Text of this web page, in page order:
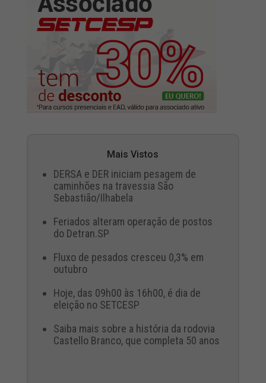
Mais Vistos
DERSA e DER iniciam pesagem de
caminhões na travessia São
Sebastião/Ilhabela
Feriados alteram operação de postos
do Detran.SP
Fluxo de pesados cresceu 0,3% em
outubro
Hoje, das 09h00 às 16h00, é dia de
eleição no SETCESP
Saiba mais sobre a história da rodovia
Castello Branco, que completa 50 anos